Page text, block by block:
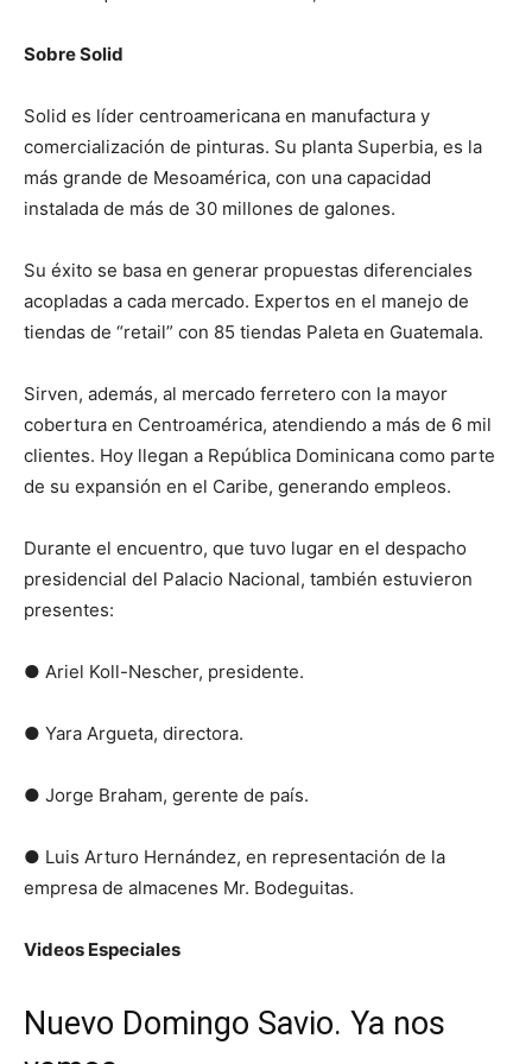
Sobre Solid
Solid es líder centroamericana en manufactura y
comercialización de pinturas. Su planta Superbia, es la
más grande de Mesoamérica, con una capacidad
instalada de más de 30 millones de galones.
Su éxito se basa en generar propuestas diferenciales
acopladas a cada mercado. Expertos en el manejo de
tiendas de “retail” con 85 tiendas Paleta en Guatemala.
Sirven, además, al mercado ferretero con la mayor
cobertura en Centroamérica, atendiendo a más de 6 mil
clientes. Hoy llegan a República Dominicana como parte
de su expansión en el Caribe, generando empleos.
Durante el encuentro, que tuvo lugar en el despacho
presidencial del Palacio Nacional, también estuvieron
presentes:
● Ariel Koll-Nescher, presidente.
● Yara Argueta, directora.
● Jorge Braham, gerente de país.
● Luis Arturo Hernández, en representación de la
empresa de almacenes Mr. Bodeguitas.
Videos Especiales
Nuevo Domingo Savio. Ya nos